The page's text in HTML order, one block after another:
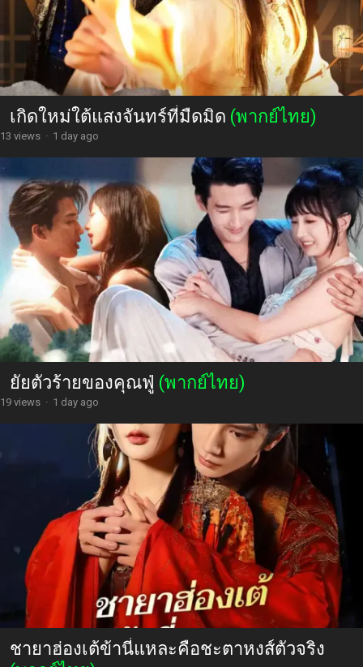
เกิดใหม่ใต้แสงจันทร์ที่มืดมิด (พากย์ไทย)
13 views · 1 day ago
ยัยตัวร้ายของคุณฟู่ (พากย์ไทย)
19 views · 1 day ago
ชายาฮ่องเต้ข้านี่แหละคือชะตาหงส์ตัวจริง